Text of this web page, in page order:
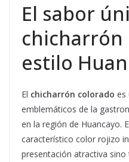
El sabor
chicharrón
estilo
El chicharrón colorado es
emblemáticos de la
en la región de Huancayo.
característico color rojizo
presentación atractiva